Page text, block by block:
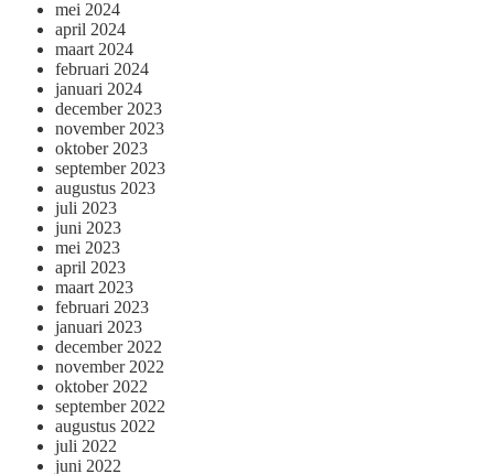
mei 2024
april 2024
maart 2024
februari 2024
januari 2024
december 2023
november 2023
oktober 2023
september 2023
augustus 2023
juli 2023
juni 2023
mei 2023
april 2023
maart 2023
februari 2023
januari 2023
december 2022
november 2022
oktober 2022
september 2022
augustus 2022
juli 2022
juni 2022